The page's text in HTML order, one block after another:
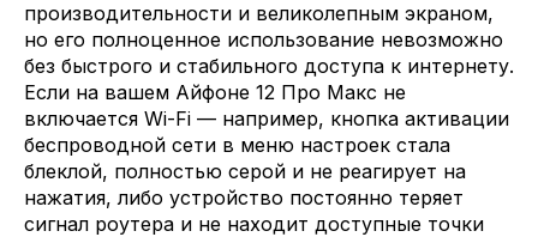
производительности и великолепным экраном,
но его полноценное использование невозможно
без быстрого и стабильного доступа к интернету.
Если на вашем Айфоне 12 Про Макс не
включается Wi-Fi — например, кнопка активации
беспроводной сети в меню настроек стала
блеклой, полностью серой и не реагирует на
нажатия, либо устройство постоянно теряет
сигнал роутера и не находит доступные точки